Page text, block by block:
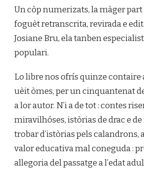
Un còp numerizats, la màger part
foguèt retranscrita, revirada e
Josiane Bru, ela tanben
populari.
Lo libre nos ofrís quinze
uèit òmes, per un cinquantenat
a lor autor. N’i a de tot : contes
miravilhóses, istòrias de drac e de
trobar d’istòrias pels calandrons,
valor educativa mal coneguda :
allegoria del passatge a l’edat